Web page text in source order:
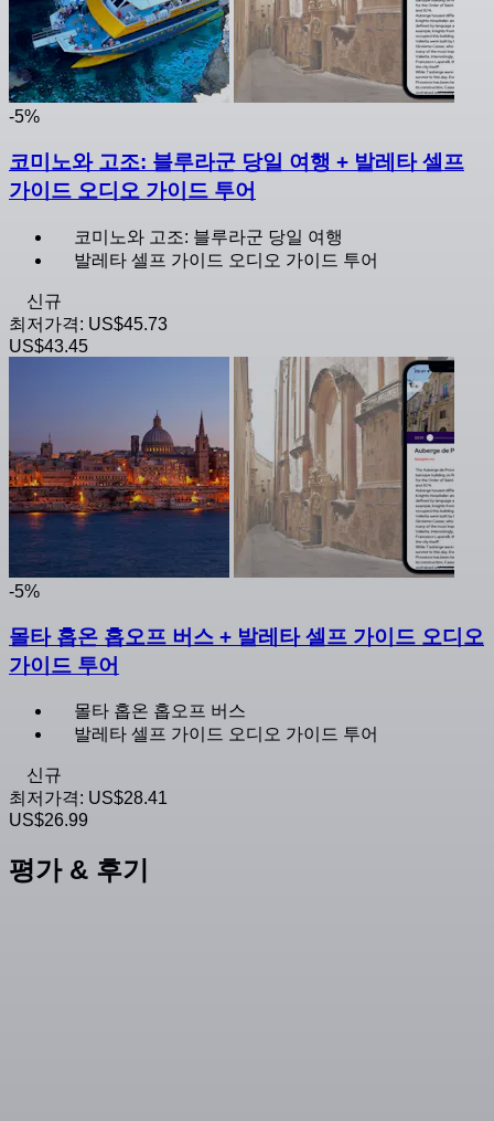
-5%
코미노와 고조: 블루라군 당일 여행 + 발레타 셀프
가이드 오디오 가이드 투어
코미노와 고조: 블루라군 당일 여행
발레타 셀프 가이드 오디오 가이드 투어
신규
최저가격: US$45.73
US$43.45
-5%
몰타 홉온 홉오프 버스 + 발레타 셀프 가이드 오디오
가이드 투어
몰타 홉온 홉오프 버스
발레타 셀프 가이드 오디오 가이드 투어
신규
최저가격: US$28.41
US$26.99
평가 & 후기